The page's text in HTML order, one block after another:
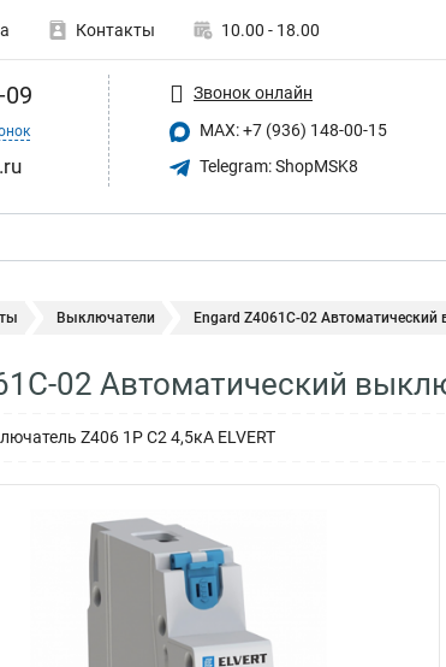
Контакты 10.00 - 18.00
Звонок онлайн
MAX: +7 (936) 148-00-15
Telegram: ShopMSK8
Выключатели Engard Z4061C-02
02 Автоматический
Z406 1Р C2 4,5кА ELVERT